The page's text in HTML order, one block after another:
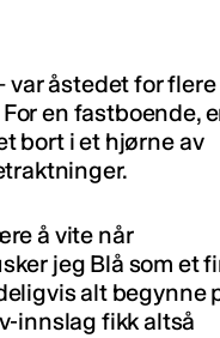
var åstedet for flere
en fastboende,
bort i et hjørne av
å vite når
jeg Blå som et
alt begynne
innslag fikk altså